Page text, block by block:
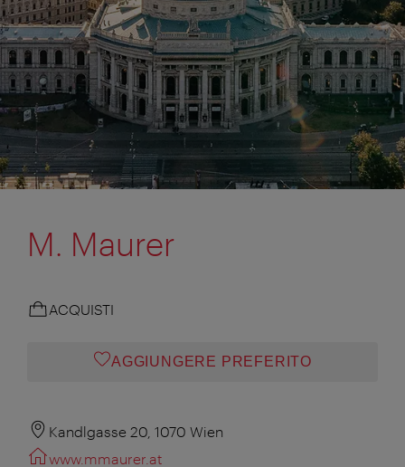
M. Maurer
ACQUISTI
AGGIUNGERE PREFERITO
Kandlgasse 20, 1070 Wien
www.mmaurer.at